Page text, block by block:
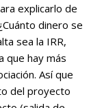
explicarlo de
dinero se
sea la IRR,
que hay más
Así que
del proyecto